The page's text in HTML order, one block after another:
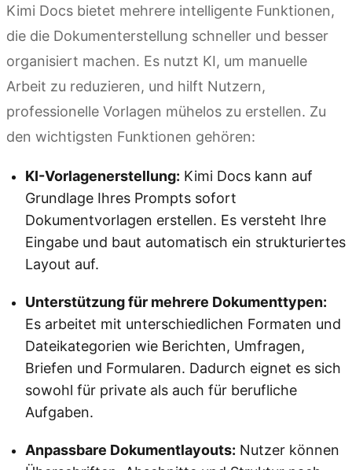
Kimi Docs bietet mehrere intelligente Funktionen,
die die Dokumenterstellung schneller und besser
organisiert machen. Es nutzt KI, um manuelle
Arbeit zu reduzieren, und hilft Nutzern,
professionelle Vorlagen mühelos zu erstellen. Zu
den wichtigsten Funktionen gehören:
KI-Vorlagenerstellung: Kimi Docs kann auf
Grundlage Ihres Prompts sofort
Dokumentvorlagen erstellen. Es versteht Ihre
Eingabe und baut automatisch ein strukturiertes
Layout auf.
Unterstützung für mehrere Dokumenttypen:
Es arbeitet mit unterschiedlichen Formaten und
Dateikategorien wie Berichten, Umfragen,
Briefen und Formularen. Dadurch eignet es sich
sowohl für private als auch für berufliche
Aufgaben.
Anpassbare Dokumentlayouts: Nutzer können